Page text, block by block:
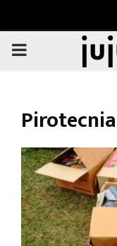
PRIMARY
Pirotecnia